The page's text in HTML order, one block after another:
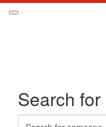
Search